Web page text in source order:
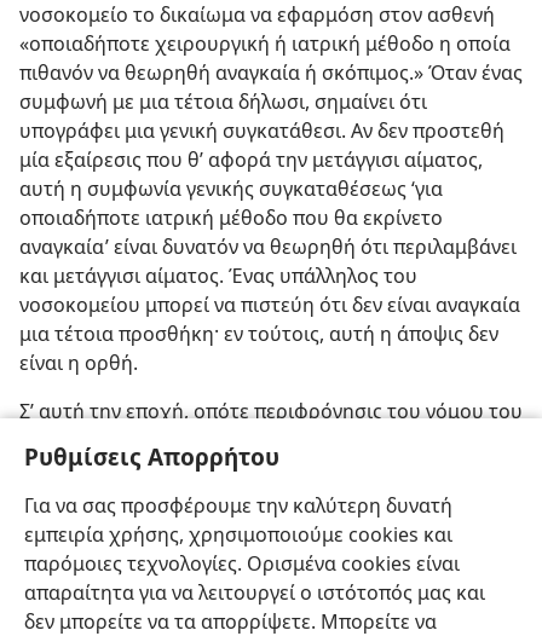
Ρυθμίσεις Απορρήτου
Για να σας προσφέρουμε την καλύτερη δυνατή
εμπειρία χρήσης, χρησιμοποιούμε cookies και
παρόμοιες τεχνολογίες. Ορισμένα cookies είναι
απαραίτητα για να λειτουργεί ο ιστότοπός μας και
δεν μπορείτε να τα απορρίψετε. Μπορείτε να
νοσοκομείο το δικαίωμα να εφαρμόση στον ασθενή
«οποιαδήποτε χειρουργική ή ιατρική μέθοδο η οποία
πιθανόν να θεωρηθή αναγκαία ή σκόπιμος.» Όταν ένας
συμφωνή με μια τέτοια δήλωσι, σημαίνει ότι
υπογράφει μια γενική συγκατάθεσι. Αν δεν προστεθή
μία εξαίρεσις που θ’ αφορά την μετάγγισι αίματος,
αυτή η συμφωνία γενικής συγκαταθέσεως ‘για
οποιαδήποτε ιατρική μέθοδο που θα εκρίνετο
αναγκαία’ είναι δυνατόν να θεωρηθή ότι περιλαμβάνει
και μετάγγισι αίματος. Ένας υπάλληλος του
νοσοκομείου μπορεί να πιστεύη ότι δεν είναι αναγκαία
μια τέτοια προσθήκη· εν τούτοις, αυτή η άποψις δεν
είναι η ορθή.
Σ’ αυτή την εποχή, οπότε περιφρόνησις του νόμου του
οποιουδήποτε άλλου πλάσματος αγνοείται από τον
κόσμο γενικά, εκείνοι οι οποίοι επιθυμούν να
ευαρεστήσουν τον Θεό έχουν ανάγκη να είναι
άγρυπνοι και σταθεροί υπέρ αυτού που είναι ορθόν.